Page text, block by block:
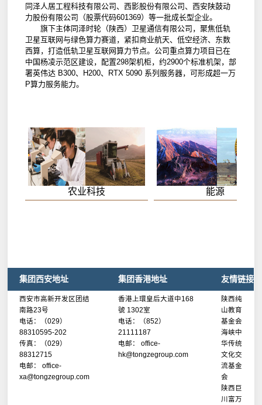
同泽人居工程科技有限公司、西影股份有限公司、西安陕鼓动
力股份有限公司（股票代码601369）等一批成长型企业。
同泽旗下主体同泽时轮（陕西）卫星通信有限公司，聚焦低轨
卫星互联网与绿色算力赛道，紧扣商业航天、低空经济、东数
西算，打造低轨卫星互联网算力节点。公司重点算力项目已在
中国杨凌示范区建设，配置298架机柜，约2900个标准机架，部
署英伟达 B300、H200、RTX 5090 系列服务器，可形成超一万
P算力服务能力。
农业科技 能源
集团西安地址 集团香港地址 友情链接
西安市高新开发区团结
南路23号
电话：（029）
88310595-202
传真：（029）
88312715
电邮： office-
xa@tongzegroup.com
香港上環皇后大道中168
號 1302室
电话：（852）
21111187
电邮： office-
hk@tongzegroup.com
陕西纯
山教育
基金会
海峡中
华传统
文化交
流基金
会
陕西巨
川富万